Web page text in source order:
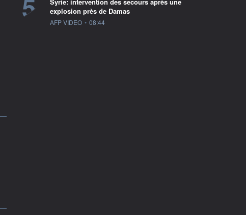
explosion près de Damas
information fournie par
AFP VIDEO • 08:44